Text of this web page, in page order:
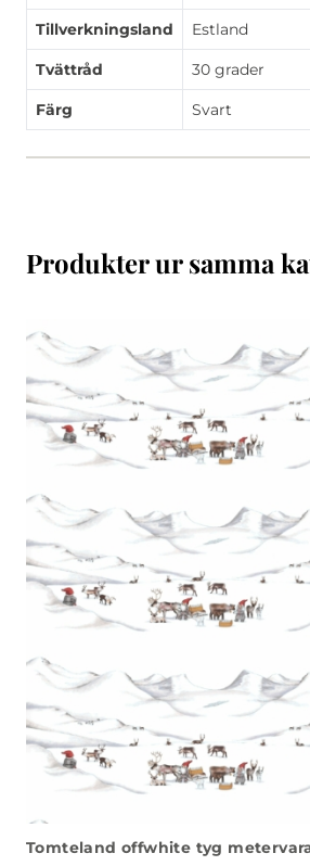
Tillverkningsland Estland
Tvättråd 30 grader
Färg Svart
Produkter ur samma
Tomteland offwhite tyg